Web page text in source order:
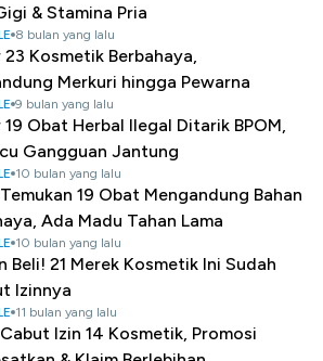
& Stamina Pria
8 bulan yang lalu
Kosmetik Berbahaya,
Merkuri hingga Pewarna
9 bulan yang lalu
Obat Herbal Ilegal Ditarik BPOM,
Gangguan Jantung
10 bulan yang lalu
19 Obat Mengandung Bahan
Ada Madu Tahan Lama
10 bulan yang lalu
Beli! 21 Merek Kosmetik Ini Sudah
Izinnya
11 bulan yang lalu
Cabut Izin 14 Kosmetik, Promosi